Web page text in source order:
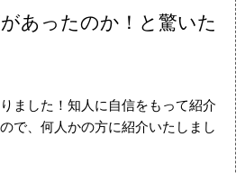
あったのか！と驚いた
ました！知人に自信をもって紹介
で、何人かの方に紹介いたしまし